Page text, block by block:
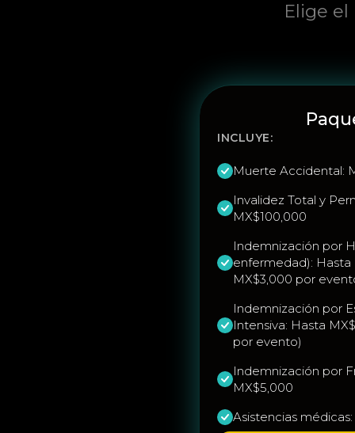
Elige
INCLUYE:
Muerte Accidental:
Invalidez Total y
MX$100,000
Indemnización por
enfermedad):
MX$3,000 por
Indemnización por
Intensiva: Hasta
por evento)
Indemnización por
MX$5,000
Asistencias